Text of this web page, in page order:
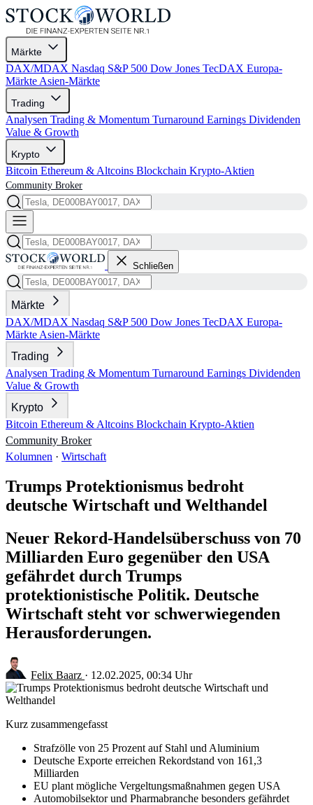
Märkte
DAX/MDAX Nasdaq S&P 500 Dow Jones TecDAX Europa-
Märkte Asien-Märkte
Trading
Analysen Trading & Momentum Turnaround Earnings Dividenden
Value & Growth
Krypto
Bitcoin Ethereum & Altcoins Blockchain Krypto-Aktien
Community Broker
Schließen
Märkte
DAX/MDAX Nasdaq S&P 500 Dow Jones TecDAX Europa-
Märkte Asien-Märkte
Trading
Analysen Trading & Momentum Turnaround Earnings Dividenden
Value & Growth
Krypto
Bitcoin Ethereum & Altcoins Blockchain Krypto-Aktien
Community Broker
Kolumnen · Wirtschaft
Trumps Protektionismus bedroht
deutsche Wirtschaft und Welthandel
Neuer Rekord-Handelsüberschuss von 70
Milliarden Euro gegenüber den USA
gefährdet durch Trumps
protektionistische Politik. Deutsche
Wirtschaft steht vor schwerwiegenden
Herausforderungen.
Felix Baarz · 12.02.2025, 00:34 Uhr
Kurz zusammengefasst
Strafzölle von 25 Prozent auf Stahl und Aluminium
Deutsche Exporte erreichen Rekordstand von 161,3
Milliarden
EU plant mögliche Vergeltungsmaßnahmen gegen USA
Automobilsektor und Pharmabranche besonders gefährdet